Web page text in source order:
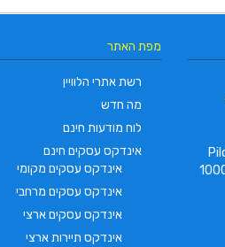
מפת האתר
רשת אתרי הלוויין
מה חדש
לוח מודעות חינם
אינדקס עסקים חינם
אינדקס עסקים מקומי
אינדקס עסקים מרחבי
אינדקס עסקים ארצי
אינדקס תיירות ארצי